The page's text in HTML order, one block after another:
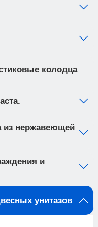
180 или 230 мм.
и полного
и
цельнолитой
имеет
для подвесного
защиты от
перекрыть
от общей системы
рамы
0 до 200мм. • рама
что
колодца
из нержавеющей
и
унитазов